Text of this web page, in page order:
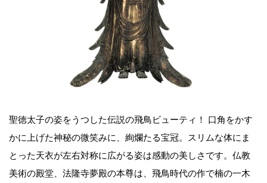
聖徳太子の姿をうつした伝説の飛鳥ビューティ！ 口角をかす
かに上げた神秘の微笑みに、絢爛たる宝冠。スリムな体にま
とった天衣が左右対称に広がる姿は感動の美しさです。仏教
美術の殿堂、法隆寺夢殿の本尊は、飛鳥時代の作で楠の一木